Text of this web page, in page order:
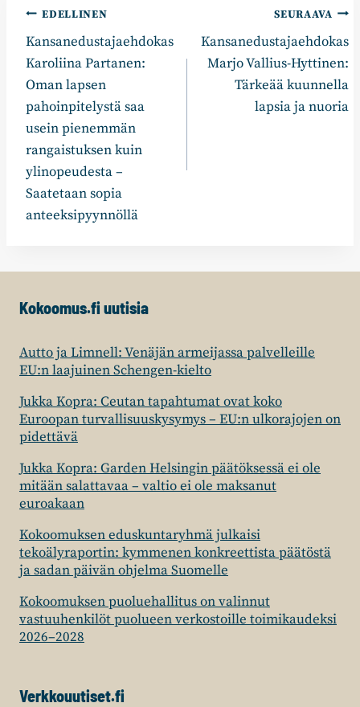
Artikkelien
selaus
EDELLINEN
Kansanedustajaehdokas
Karoliina Partanen:
Oman lapsen
pahoinpitelystä saa
usein pienemmän
rangaistuksen kuin
ylinopeudesta –
Saatetaan sopia
anteeksipyynnöllä
SEURAAVA
Kansanedustajaehdokas
Marjo Vallius-Hyttinen:
Tärkeää kuunnella
lapsia ja nuoria
Kokoomus.fi uutisia
Autto ja Limnell: Venäjän armeijassa palvelleille
EU:n laajuinen Schengen-kielto
Jukka Kopra: Ceutan tapahtumat ovat koko
Euroopan turvallisuuskysymys – EU:n ulkorajojen on
pidettävä
Jukka Kopra: Garden Helsingin päätöksessä ei ole
mitään salattavaa – valtio ei ole maksanut
euroakaan
Kokoomuksen eduskuntaryhmä julkaisi
tekoälyraportin: kymmenen konkreettista päätöstä
ja sadan päivän ohjelma Suomelle
Kokoomuksen puoluehallitus on valinnut
vastuuhenkilöt puolueen verkostoille toimikaudeksi
2026–2028
Verkkouutiset.fi